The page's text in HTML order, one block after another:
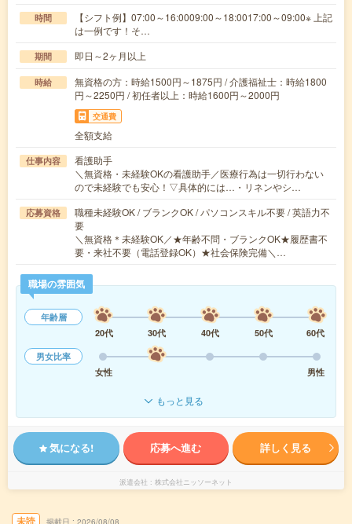
時間
【シフト例】07:00～16:0009:00～18:0017:00～09:00※ 上記
は一例です！そ…
期間 即日～2ヶ月以上
時給
無資格の方：時給1500円～1875円 / 介護福祉士：時給1800
円～2250円 / 初任者以上：時給1600円～2000円
交通費
全額支給
仕事内容
看護助手
＼無資格・未経験OKの看護助手／医療行為は一切行わない
ので未経験でも安心！▽具体的には…・リネンやシ…
応募資格
職種未経験OK / ブランクOK / パソコンスキル不要 / 英語力不
要
＼無資格＊未経験OK／★年齢不問・ブランクOK★履歴書不
要・来社不要（電話登録OK）★社会保険完備＼…
職場の雰囲気
年齢層
20代
30代 40代 50代
60代
男女比率
女性
男性
もっと見る
気になる! 応募へ進む 詳しく見る
派遣会社 株式会社ニッソーネット
未読 掲載日 2026/08/08